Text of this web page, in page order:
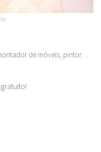
de móveis, pintor…